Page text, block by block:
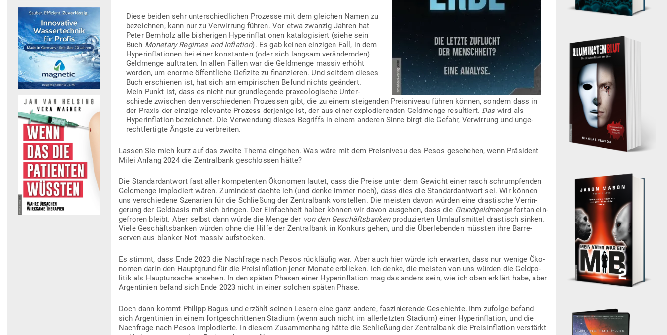
Diese beiden sehr unter­schied­lichen Pro­zesse mit dem gleichen Namen zu
bezeichnen, kann nur zu Ver­wirrung führen. Vor etwa zwanzig Jahren hat
Peter Bernholz alle bis­he­rigen Hyper­in­fla­tionen kata­lo­gi­siert (siehe sein
Buch Monetary Regimes and Inflation). Es gab keinen ein­zigen Fall, in dem
Hyper­in­fla­tionen bei einer kon­stanten (oder sich langsam ver­än­dernden)
Geld­menge auf­traten. In allen Fällen war die Geld­menge massiv erhöht
worden, um enorme öffent­liche Defizite zu finan­zieren. Und seitdem dieses
Buch erschienen ist, hat sich am empi­ri­schen Befund nichts geändert.
Mein Punkt ist, dass es nicht nur grund­le­gende pra­xeo­lo­gische Unter­
schiede zwi­schen den ver­schie­denen Pro­zessen gibt, die zu einem stei­genden Preis­niveau führen können, sondern dass in
der Praxis der einzige rele­vante Prozess der­jenige ist, der aus einer explo­die­renden Geld­menge resul­tiert. Daswird als
Hyper­in­flation bezeichnet. Die Ver­wendung dieses Begriffs in einem anderen Sinne birgt die Gefahr, Ver­wirrung und unge­
recht­fer­tigte Ängste zu verbreiten.
Lassen Sie mich kurz auf das zweite Thema ein­gehen. Was wäre mit dem Preis­niveau des Pesos geschehen, wenn Prä­sident
Milei Anfang 2024 die Zen­tralbank geschlossen hätte?
Die Stan­dard­antwort fast aller kom­pe­tenten Öko­nomen lautet, dass die Preise unter dem Gewicht einer rasch schrump­fenden
Geld­menge implo­diert wären. Zumindest dachte ich (und denke immer noch), dass dies die Stan­dard­antwort sei. Wir können
uns ver­schiedene Sze­narien für die Schließung der Zen­tralbank vor­stellen. Die meisten davon würden eine dras­tische Ver­rin­
gerung der Geld­basis mit sich bringen. Der Ein­fachheit halber können wir davon aus­gehen, dass die Grund­geld­mengefortan ein­
ge­froren bleibt. Aber selbst dann würde die Menge der von den Geschäfts­bankenpro­du­zierten Umlaufs­mittel dras­tisch sinken.
Viele Geschäfts­banken würden ohne die Hilfe der Zen­tralbank in Konkurs gehen, und die Über­le­benden müssten ihre Bar­re­
serven aus blanker Not massiv aufstocken.
Es stimmt, dass Ende 2023 die Nach­frage nach Pesos rück­läufig war. Aber auch hier würde ich erwarten, dass nur wenige Öko­
nomen darin den Haupt­grund für die Preis­in­flation jener Monate erblicken. Ich denke, die meisten von uns würden die Geld­po­
litik als Haupt­ur­sache ansehen. In den späten Phasen einer Hyper­in­flation mag das anders sein, wie ich oben erklärt habe, aber
Argen­tinien befand sich Ende 2023 nicht in einer solchen späten Phase.
Doch dann kommt Philipp Bagus und erzählt seinen Lesern eine ganz andere, fas­zi­nie­rende Geschichte. Ihm zufolge befand
sich Argen­tinien in einem fort­ge­schrit­tenen Stadium (wenn auch nicht im aller­letzten Stadium) einer Hyper­in­flation, und die
Nach­frage nach Pesos implo­dierte. In diesem Zusam­menhang hätte die Schließung der Zen­tralbank die Preis­in­flation ver­stärkt